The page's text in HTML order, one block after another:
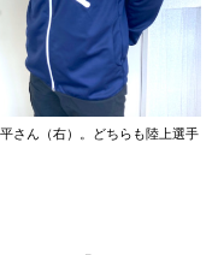
さん（右）。どちらも陸上選手